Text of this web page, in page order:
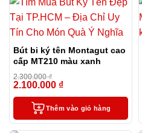
Bút bi ký tên Montagut cao
cấp MT210 màu xanh
2.300.000₫
2.100.000 ₫
Thêm vào giỏ hàng